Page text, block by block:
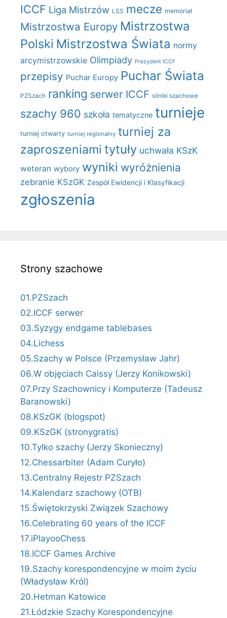
ICCF Liga Mistrzów LSS mecze memoriał
Mistrzostwa Europy Mistrzostwa
Polski Mistrzostwa Świata normy
arcymistrzowskie Olimpiady Prezydent ICCF
przepisy Puchar Europy Puchar Świata
PZSzach ranking serwer ICCF silniki szachowe
szachy 960 szkoła tematyczne turnieje
turniej otwarty turniej regionalny turniej za
zaproszeniami tytuły uchwała KSzK
weteran wybory wyniki wyróżnienia
zebranie KSzGK Zespół Ewidencji i Klasyfikacji
zgłoszenia
Strony szachowe
01.PZSzach
02.ICCF serwer
03.Syzygy endgame tablebases
04.Lichess
05.Szachy w Polsce (Przemysław Jahr)
06.W objęciach Caissy (Jerzy Konikowski)
07.Przy Szachownicy i Komputerze (Tadeusz
Baranowski)
08.KSzGK (blogspot)
09.KSzGK (stronygratis)
10.Tylko szachy (Jerzy Skonieczny)
12.Chessarbiter (Adam Curyło)
13.Centralny Rejestr PZSzach
14.Kalendarz szachowy (OTB)
15.Świętokrzyski Związek Szachowy
16.Celebrating 60 years of the ICCF
17.iPlayooChess
18.ICCF Games Archive
19.Szachy korespondencyjne w moim życiu
(Władysław Król)
20.Hetman Katowice
21.Łódzkie Szachy Korespondencyjne